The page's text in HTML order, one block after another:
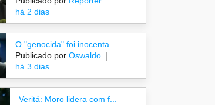
há 2 dias
O "genocida" foi inocenta...
Publicado por Oswaldo
há 3 dias
Veritá: Moro lidera com f...